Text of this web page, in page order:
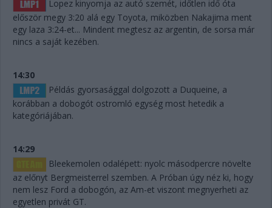
Lopez kinyomja az autó szemét, időtlen idő óta
először megy 3:20 alá egy Toyota, miközben Nakajima ment
egy laza 3:24-et... Mindent megtesz az argentin, de sorsa már
nincs a saját kezében.
14:30
Példás gyorsasággal dolgozott a Duqueine, a
korábban a dobogót ostromló egység most hetedik a
kategóriájában.
14:29
Bleekemolen odalépett: nyolc másodpercre növelte
az előnyt Bergmeisterrel szemben. A Próban úgy néz ki, hogy
nem lesz Ford a dobogón, az Am-et viszont megnyerheti az
egyetlen privát GT.